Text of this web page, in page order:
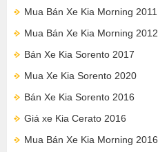
Mua Bán Xe Kia Morning 2011
Mua Bán Xe Kia Morning 2012
Bán Xe Kia Sorento 2017
Mua Xe Kia Sorento 2020
Bán Xe Kia Sorento 2016
Giá xe Kia Cerato 2016
Mua Bán Xe Kia Morning 2016